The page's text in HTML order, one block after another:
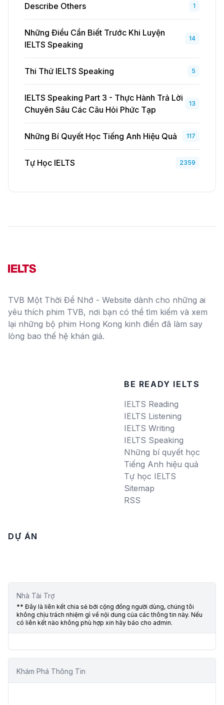
Describe Others 1
Những Điều Cần Biết Trước Khi Luyện
IELTS Speaking
14
Thi Thử IELTS Speaking 5
IELTS Speaking Part 3 - Thực Hành Trả Lời
Chuyên Sâu Các Câu Hỏi Phức Tạp
13
Những Bí Quyết Học Tiếng Anh Hiệu Quả 117
Tự Học IELTS 2359
TVB Một Thời Để Nhớ - Website dành cho những ai
yêu thích phim TVB, nơi bạn có thể tìm kiếm và xem
lại những bộ phim Hong Kong kinh điển đã làm say
lòng bao thế hệ khán giả.
BE READY IELTS
IELTS Reading
IELTS Listening
IELTS Writing
IELTS Speaking
Những bí quyết học
Tiếng Anh hiệu quả
Tự học IELTS
Sitemap
RSS
DỰ ÁN
Nhà Tài Trợ
** Đây là liên kết chia sẻ bới cộng đồng người dùng, chúng tôi
không chịu trách nhiệm gì về nội dung của các thông tin này. Nếu
có liên kết nào không phù hợp xin hãy báo cho admin.
Khám Phá Thông Tin